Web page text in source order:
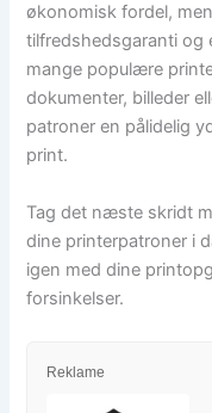
økonomisk fordel,
tilfredshedsgaranti og
mange populære
dokumenter, billeder
patroner en pålidelig
print.
Tag det næste skridt
dine printerpatroner i
igen med dine
forsinkelser.
Reklame